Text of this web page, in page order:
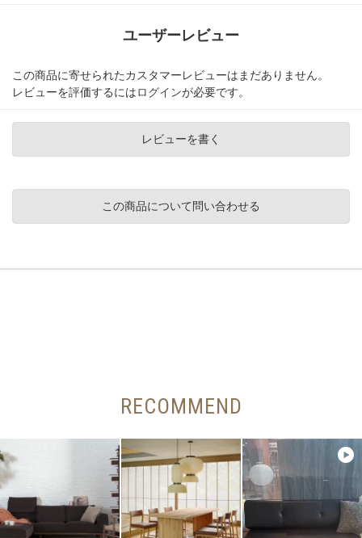
ユーザーレビュー
この商品に寄せられたカスタマーレビューはまだありません。
レビューを評価するにはログインが必要です。
レビューを書く
この商品について問い合わせる
RECOMMEND